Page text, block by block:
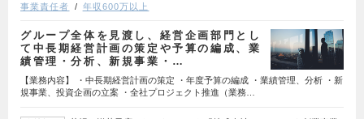
事業責任者
年収600万以上
グループ全体を見渡し、経営企画部門とし
て中長期経営計画の策定や予算の編成、業
績管理・分析、新規事業・…
【業務内容】 ・中長期経営計画の策定 ・年度予算の編成 ・業績管理、分析 ・新
規事業、投資企画の立案 ・全社プロジェクト推進（業務…